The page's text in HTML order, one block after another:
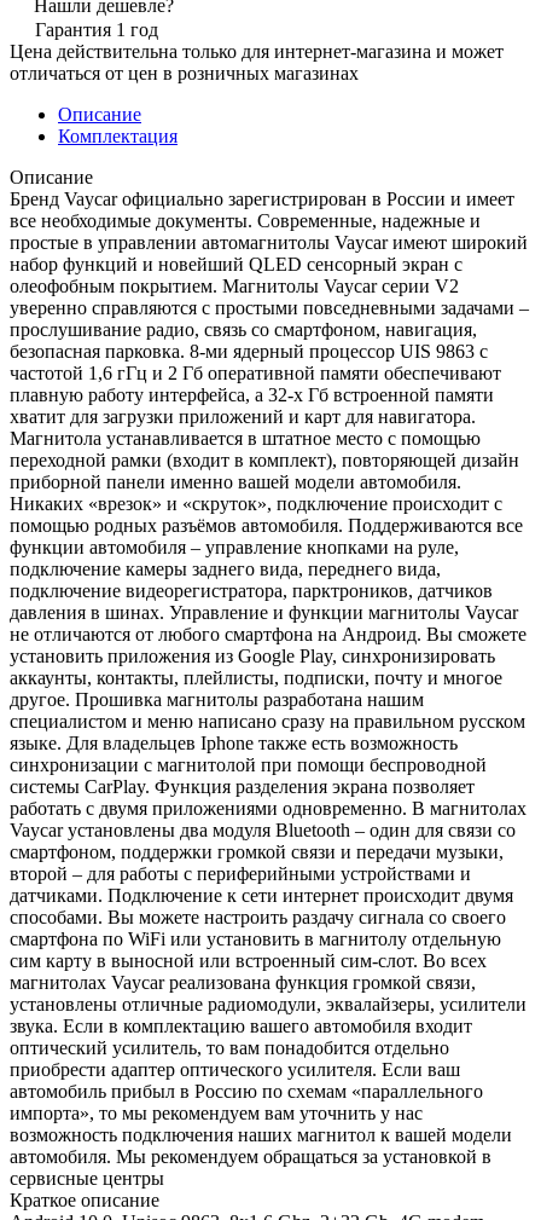
Нашли дешевле?
Гарантия 1 год
Цена действительна только для интернет-магазина и может
отличаться от цен в розничных магазинах
Описание
Комплектация
Описание
Бренд Vaycar официально зарегистрирован в России и имеет
все необходимые документы. Современные, надежные и
простые в управлении автомагнитолы Vaycar имеют широкий
набор функций и новейший QLED сенсорный экран с
олеофобным покрытием. Магнитолы Vaycar серии V2
уверенно справляются с простыми повседневными задачами –
прослушивание радио, связь со смартфоном, навигация,
безопасная парковка. 8-ми ядерный процессор UIS 9863 с
частотой 1,6 гГц и 2 Гб оперативной памяти обеспечивают
плавную работу интерфейса, а 32-х Гб встроенной памяти
хватит для загрузки приложений и карт для навигатора.
Магнитола устанавливается в штатное место с помощью
переходной рамки (входит в комплект), повторяющей дизайн
приборной панели именно вашей модели автомобиля.
Никаких «врезок» и «скруток», подключение происходит с
помощью родных разъёмов автомобиля. Поддерживаются все
функции автомобиля – управление кнопками на руле,
подключение камеры заднего вида, переднего вида,
подключение видеорегистратора, парктроников, датчиков
давления в шинах. Управление и функции магнитолы Vaycar
не отличаются от любого смартфона на Андроид. Вы сможете
установить приложения из Google Play, синхронизировать
аккаунты, контакты, плейлисты, подписки, почту и многое
другое. Прошивка магнитолы разработана нашим
специалистом и меню написано сразу на правильном русском
языке. Для владельцев Iphone также есть возможность
синхронизации с магнитолой при помощи беспроводной
системы CarPlay. Функция разделения экрана позволяет
работать с двумя приложениями одновременно. В магнитолах
Vaycar установлены два модуля Bluetooth – один для связи со
смартфоном, поддержки громкой связи и передачи музыки,
второй – для работы с периферийными устройствами и
датчиками. Подключение к сети интернет происходит двумя
способами. Вы можете настроить раздачу сигнала со своего
смартфона по WiFi или установить в магнитолу отдельную
сим карту в выносной или встроенный сим-слот. Во всех
магнитолах Vaycar реализована функция громкой связи,
установлены отличные радиомодули, эквалайзеры, усилители
звука. Если в комплектацию вашего автомобиля входит
оптический усилитель, то вам понадобится отдельно
приобрести адаптер оптического усилителя. Если ваш
автомобиль прибыл в Россию по схемам «параллельного
импорта», то мы рекомендуем вам уточнить у нас
возможность подключения наших магнитол к вашей модели
автомобиля. Мы рекомендуем обращаться за установкой в
сервисные центры
Краткое описание